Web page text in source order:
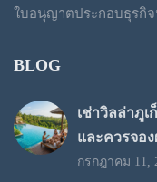
ใบอนุญาตประกอบธุรกิจ
BLOG
เช่าวิลล่าภู
และควรจอ
กรกฎาคม 11,